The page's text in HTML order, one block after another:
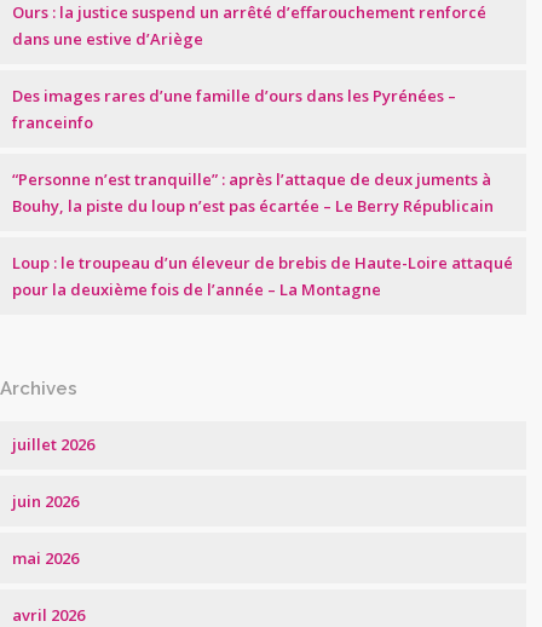
Ours : la justice suspend un arrêté d’effarouchement renforcé
dans une estive d’Ariège
Des images rares d’une famille d’ours dans les Pyrénées –
franceinfo
“Personne n’est tranquille” : après l’attaque de deux juments à
Bouhy, la piste du loup n’est pas écartée – Le Berry Républicain
Loup : le troupeau d’un éleveur de brebis de Haute-Loire attaqué
pour la deuxième fois de l’année – La Montagne
Archives
juillet 2026
juin 2026
mai 2026
avril 2026